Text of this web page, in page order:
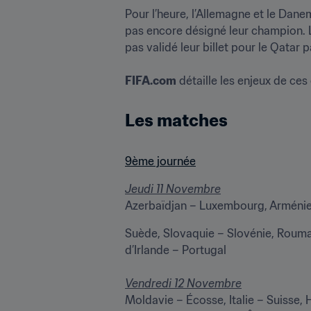
Pour l’heure, l’Allemagne et le
pas encore désigné leur champion.
pas validé leur billet pour le Qatar
FIFA.com détaille les enjeux de
Les matches
9ème journée
Jeudi 11 Novembre
Azerbaïdjan – Luxembourg,
Suède, Slovaquie – Slovénie,
d’Irlande – Portugal
Vendredi 12 Novembre
Moldavie – Écosse, Italie – Suisse, Hongrie – Saint-